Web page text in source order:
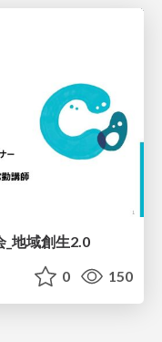
_地域創生2.0
0 150